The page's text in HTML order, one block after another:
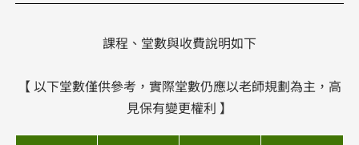
課程、堂數與收費說明如下
【 以下堂數僅供參考，實際堂數仍應以老師規劃為主，高
見保有變更權利 】